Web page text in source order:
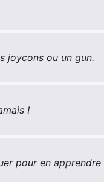
joycons ou un gun.
!
pour en